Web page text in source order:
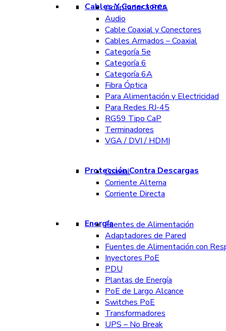
Cables Y Conectores
Adaptador a RCA
Audio
Cable Coaxial y Conectores
Cables Armados – Coaxial
Categoría 5e
Categoría 6
Categoría 6A
Fibra Óptica
Para Alimentación y Electricidad
Para Redes RJ-45
RG59 Tipo CaP
Terminadores
VGA / DVI / HDMI
Protección Contra Descargas
Coaxial
Corriente Alterna
Corriente Directa
EnergíaFuentes de Alimentación
Adaptadores de Pared
Fuentes de Alimentación con
Inyectores PoE
PDU
Plantas de Energía
PoE de Largo Alcance
Switches PoE
Transformadores
UPS – No Break